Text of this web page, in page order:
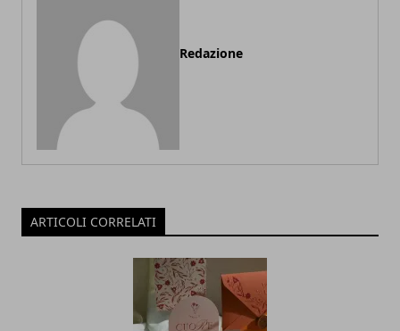
Redazione
ARTICOLI CORRELATI